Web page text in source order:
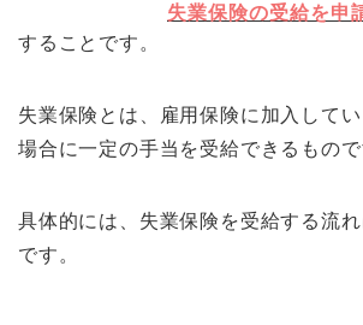
失業保険の受給を申
することです。
失業保険とは、雇用保険に加入して
場合に一定の手当を受給できるもので
具体的には、失業保険を受給する流
です。